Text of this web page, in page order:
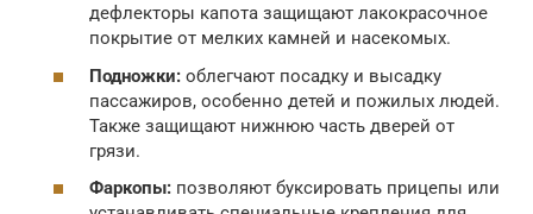
дефлекторы капота защищают лакокрасочное
покрытие от мелких камней и насекомых.
Подножки: облегчают посадку и высадку
пассажиров, особенно детей и пожилых людей.
Также защищают нижнюю часть дверей от
грязи.
Фаркопы: позволяют буксировать прицепы или